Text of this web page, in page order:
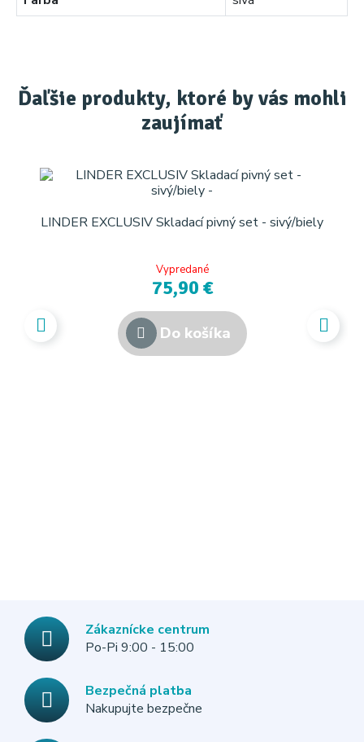
Ďaľšie produkty, ktoré by vás mohli
zaujímať
LINDER EXCLUSIV Skladací pivný set - sivý/biely
Vypredané
75,90 €
Do košíka
Zákaznícke centrum
Po-Pi 9:00 - 15:00
Bezpečná platba
Nakupujte bezpečne